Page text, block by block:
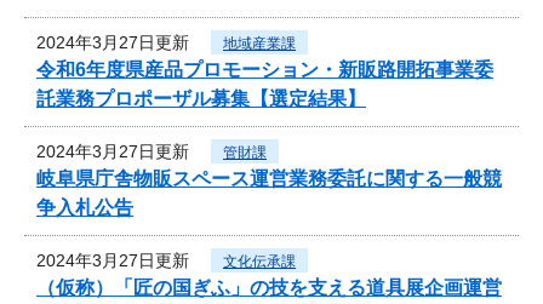
2024年3月27日更新 地域産業課
令和6年度県産品プロモーション・新販路開拓事業委
託業務プロポーザル募集【選定結果】
2024年3月27日更新 管財課
岐阜県庁舎物販スペース運営業務委託に関する一般競
争入札公告
2024年3月27日更新 文化伝承課
（仮称）「匠の国ぎふ」の技を支える道具展企画運営